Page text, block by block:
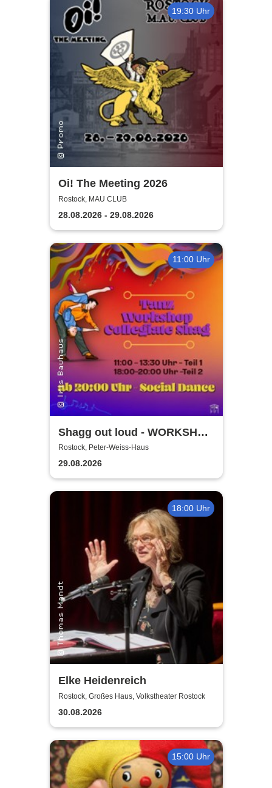
19:30 Uhr
Oi! The Meeting 2026
Rostock, MAU CLUB
28.08.2026 - 29.08.2026
11:00 Uhr
Shagg out loud - WORKSHOP
+ Social Dance | Peter Weiss
Haus Rostock
Rostock, Peter-Weiss-Haus
29.08.2026
18:00 Uhr
Elke Heidenreich
Rostock, Großes Haus, Volkstheater Rostock
30.08.2026
15:00 Uhr